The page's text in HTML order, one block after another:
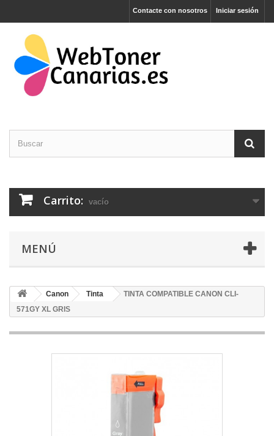
Iniciar sesión
Contacte con nosotros
Carrito: vacío
MENÚ
Canon Tinta
TINTA COMPATIBLE CANON CLI-
571GY XL GRIS